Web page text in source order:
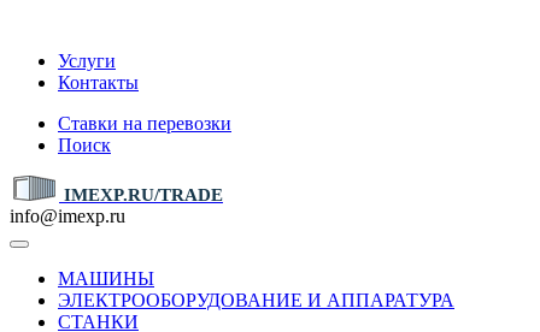
Услуги
Контакты
Ставки на перевозки
Поиск
IMEXP.RU/TRADE
info@imexp.ru
МАШИНЫ
ЭЛЕКТРООБОРУДОВАНИЕ И АППАРАТУРА
СТАНКИ